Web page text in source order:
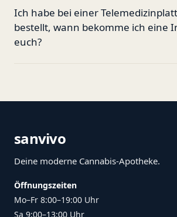
Ich habe bei einer
bestellt, wann bekomme ich eine
euch?
sanvivo
Deine moderne Cannabis-Apotheke.
Öffnungszeiten
Mo–Fr 8:00–19:00 Uhr
Sa 9:00–13:00 Uhr